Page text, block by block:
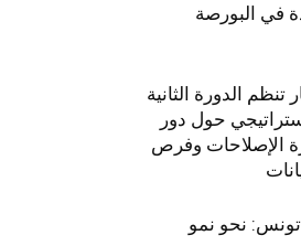
في البورصة
تنظم الدورة الثانية
حول دور
الإصلاحات وفرص
نحو نمو